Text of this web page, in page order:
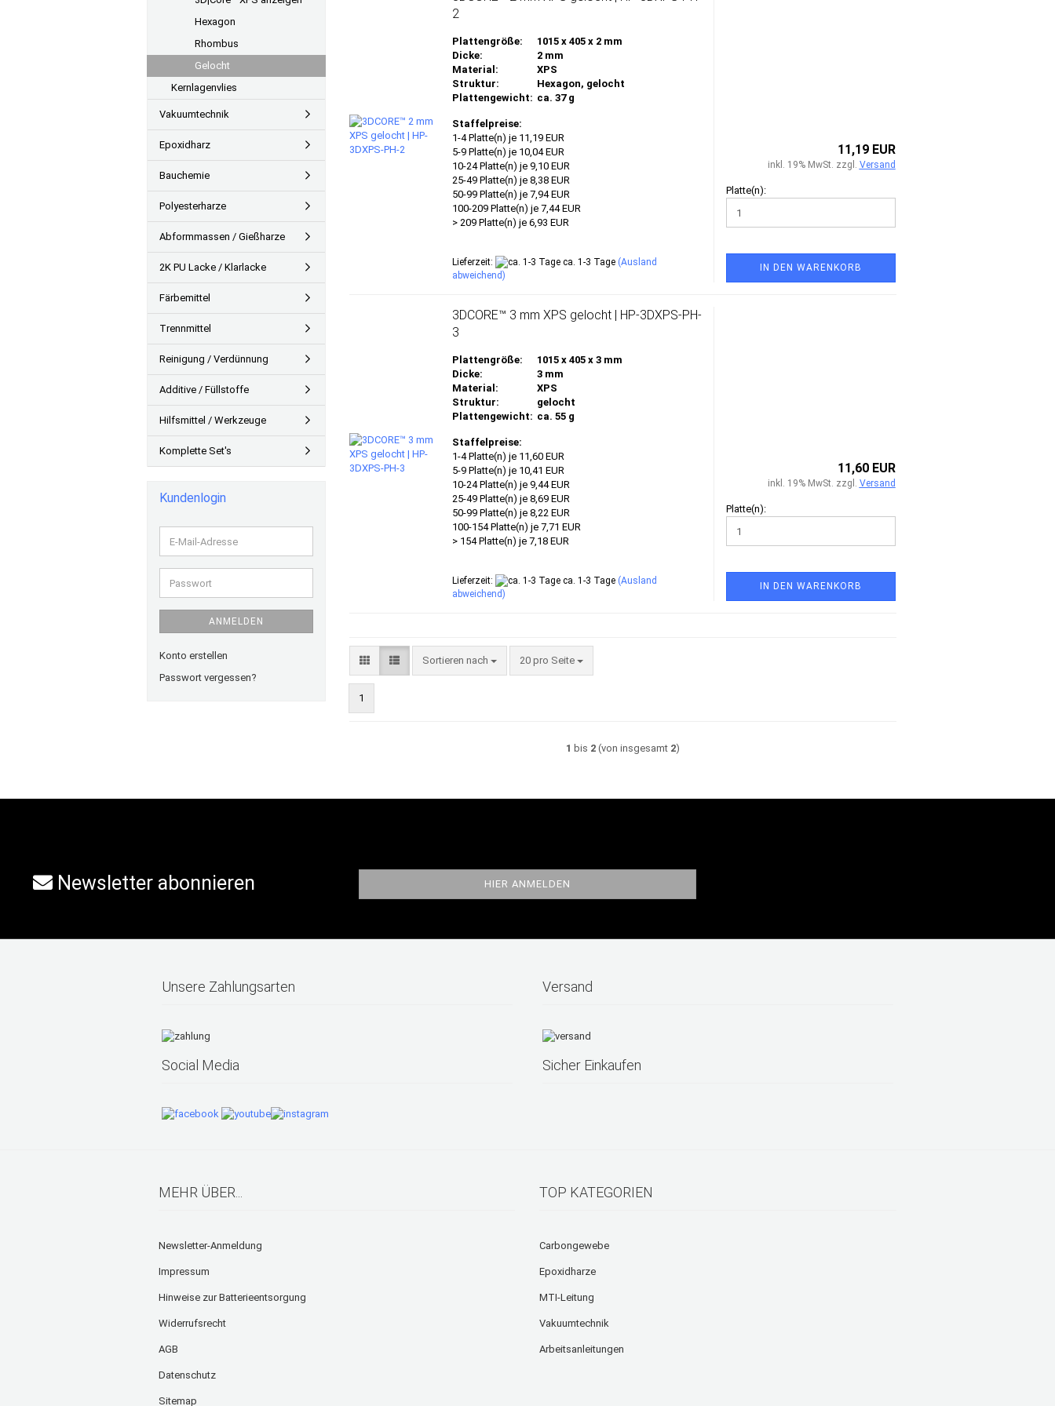
2
Plattengröße:
1015 x 405 x 2 mm
Dicke:
2 mm
Material:
XPS
Struktur:
Hexagon, gelocht
Plattengewicht: ca. 37 g
Staffelpreise:
1-4 Platte(n) je 11,19 EUR
5-9 Platte(n) je 10,04 EUR
10-24 Platte(n) je 9,10 EUR
25-49 Platte(n) je 8,38 EUR
50-99 Platte(n) je 7,94 EUR
100-209 Platte(n) je 7,44 EUR
> 209 Platte(n) je 6,93 EUR
Lieferzeit: ca. 1-3 Tage (Ausland
abweichend)
11,19 EUR
inkl. 19% MwSt. zzgl. Versand
Platte(n):
IN DEN WARENKORB
3DCORE™ 3 mm XPS gelocht | HP-3DXPS-PH-
3
Plattengröße:
1015 x 405 x 3 mm
Dicke:
3 mm
Material:
XPS
Struktur:
gelocht
Plattengewicht: ca. 55 g
Staffelpreise:
1-4 Platte(n) je 11,60 EUR
5-9 Platte(n) je 10,41 EUR
10-24 Platte(n) je 9,44 EUR
25-49 Platte(n) je 8,69 EUR
50-99 Platte(n) je 8,22 EUR
100-154 Platte(n) je 7,71 EUR
> 154 Platte(n) je 7,18 EUR
Lieferzeit: ca. 1-3 Tage (Ausland
abweichend)
11,60 EUR
inkl. 19% MwSt. zzgl. Versand
Platte(n):
IN DEN WARENKORB
Sortieren nach
Sortieren nach 20 pro Seite
pro Seite
1
1 bis 2(von insgesamt 2)
Hexagon
Rhombus
Gelocht
Kernlagenvlies
Vakuumtechnik
Epoxidharz
Bauchemie
Polyesterharze
Abformmassen / Gießharze
2K PU Lacke / Klarlacke
Färbemittel
Trennmittel
Reinigung / Verdünnung
Additive / Füllstoffe
Hilfsmittel / Werkzeuge
Komplette Set's
Kundenlogin
E-
Mail-
Adresse
Passwort
ANMELDEN
Konto erstellen
Passwort vergessen?
Newsletter abonnieren
Unsere Zahlungsarten Versand
Social Media Sicher Einkaufen
MEHR ÜBER...
Newsletter-Anmeldung
Impressum
Hinweise zur Batterieentsorgung
Widerrufsrecht
AGB
Datenschutz
Sitemap
TOP KATEGORIEN
Carbongewebe
Epoxidharze
MTI-Leitung
Vakuumtechnik
Arbeitsanleitungen